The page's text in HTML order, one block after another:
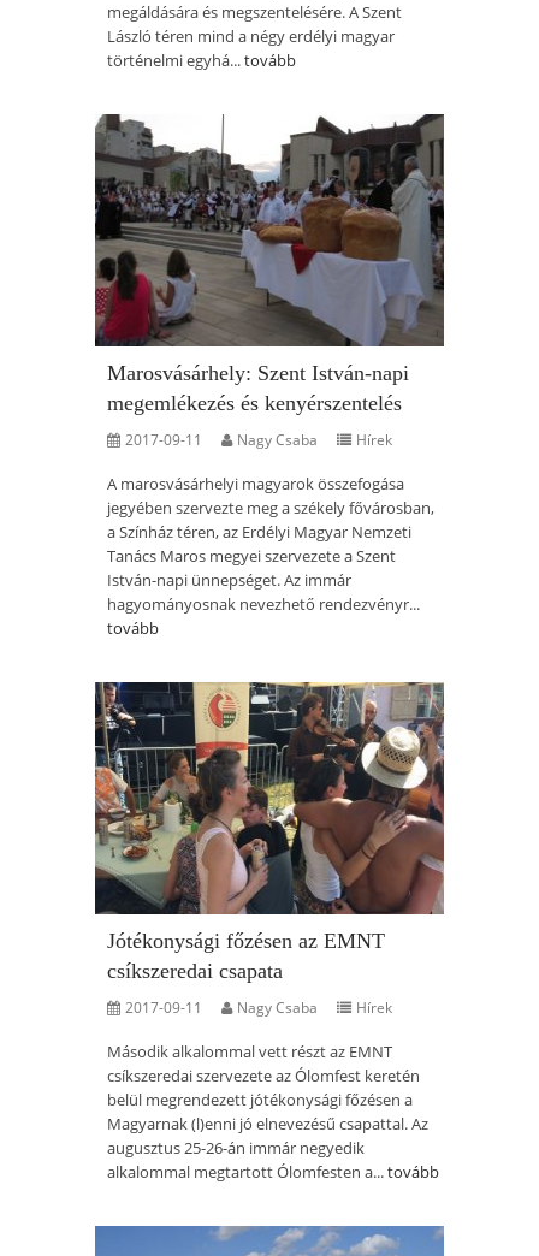
megáldására és megszentelésére. A Szent
László téren mind a négy erdélyi magyar
történelmi egyhá...tovább
Marosvásárhely: Szent István-napi
megemlékezés és kenyérszentelés
2017-09-11 Nagy Csaba Hírek
A marosvásárhelyi magyarok összefogása
jegyében szervezte meg a székely fővárosban,
a Színház téren, az Erdélyi Magyar Nemzeti
Tanács Maros megyei szervezete a Szent
István-napi ünnepséget. Az immár
hagyományosnak nevezhető rendezvényr...
tovább
Jótékonysági főzésen az EMNT
csíkszeredai csapata
2017-09-11 Nagy Csaba Hírek
Második alkalommal vett részt az EMNT
csíkszeredai szervezete az Ólomfest keretén
belül megrendezett jótékonysági főzésen a
Magyarnak (l)enni jó elnevezésű csapattal. Az
augusztus 25-26-án immár negyedik
alkalommal megtartott Ólomfesten a...tovább